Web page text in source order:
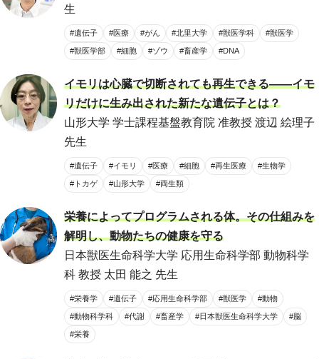
生
#遺伝子 #医療 #がん #北里大学 #獣医学科 #獣医学
#獣医学部 #細胞 #ゾウ #畜産学 #DNA
イモリは心臓で切断されても再生できる――イモ
リだけに生み出された新たな遺伝子とは？
山形大学 学士課程基盤教育院 准教授 渡辺 絵理子
先生
#遺伝子 #イモリ #医療 #細胞 #再生医療 #生物学
#トカゲ #山形大学 #両生類
栄養によってプログラムされる体。その仕組みを
解明し、動物たちの健康を守る
日本獣医生命科学大学 応用生命科学部 動物科学
科 教授 太田 能之 先生
#栄養学 #遺伝子 #応用生命科学部 #獣医学 #動物
#動物科学科 #代謝 #畜産学 #日本獣医生命科学大学 #脳
#栄養